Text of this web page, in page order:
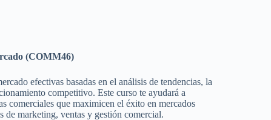
(COMM46)
efectivas basadas en el análisis de tendencias, la
competitivo. Este curso te ayudará a
comerciales que maximicen el éxito en mercados
de marketing, ventas y gestión comercial.